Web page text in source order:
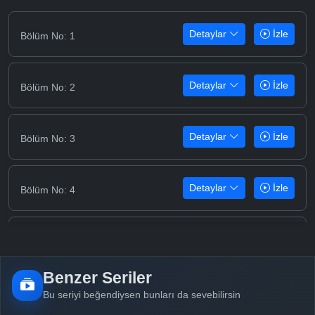
Bölüm No: 1 Detaylar İzle
Bölüm No: 2 Detaylar İzle
Bölüm No: 3 Detaylar İzle
Bölüm No: 4 Detaylar İzle
Bölüm No: 6 Detaylar
Benzer Seriler
Bu seriyi beğendiysen bunları da sevebilirsin